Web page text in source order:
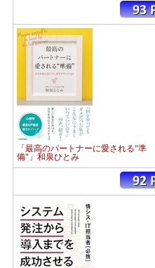
「最高のパートナーに愛される"準
備"」和泉ひとみ